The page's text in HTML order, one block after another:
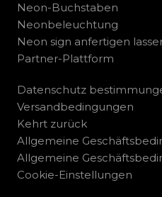
Neon-Buchstaben
Neonbeleuchtung
Neon sign anfertigen
Partner-Plattform
Datenschutz
Versandbedingungen
Kehrt zurück
Allgemeine
Allgemeine
Cookie-Einstellungen